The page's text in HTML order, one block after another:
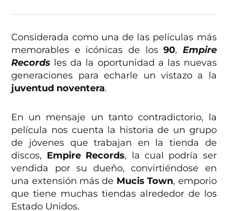
Considerada como una de las películas más
memorables e icónicas de los90, Empire
Records les da la oportunidad a las nuevas
generaciones para echarle un vistazo a la
juventud noventera.
En un mensaje un tanto contradictorio, la
película nos cuenta la historia de un grupo
de jóvenes que trabajan en la tienda de
discos, Empire Records, la cual podría ser
vendida por su dueño, convirtiéndose en
una extensión más de Mucis Town, emporio
que tiene muchas tiendas alrededor de los
Estado Unidos.